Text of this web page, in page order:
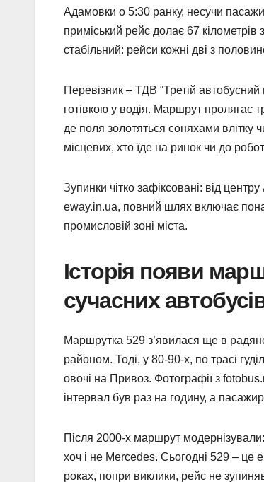
Адамовки о 5:30 ранку, несучи
приміський рейс долає 67 кілометрів
стабільний: рейси кожні дві з
Перевізник – ТДВ “Третій
готівкою у водія. Маршрут пролягає
де поля золотяться соняхами влітку
місцевих, хто їде на ринок чи до
Зупинки чітко зафіксовані: від
eway.in.ua, повний шлях включає
промисловій зоні міста.
Історія появи
сучасних
Маршрутка 529 з’явилася ще в
районом. Тоді, у 80-90-х, по трасі
овочі на Привоз. Фотографії з
інтервал був раз на годину, а
Після 2000-х маршрут
хоч і не Mercedes. Сьогодні 529 –
роках, попри виклики, рейс не